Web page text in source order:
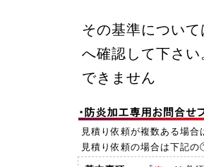
その基準につい
へ確認して下さ
できません
見積り依頼が複数ある場
見積り依頼の場合は下記